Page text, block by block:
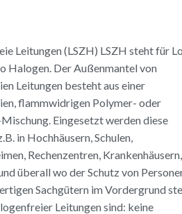
Leitungen (LSZH) LSZH steht für
Halogen. Der Außenmantel von
Leitungen besteht aus einer
flammwidrigen Polymer- oder
Eingesetzt werden diese
in Hochhäusern, Schulen,
Rechenzentren, Krankenhäusern,
überall wo der Schutz von
Sachgütern im Vordergrund
Leitungen sind: keine